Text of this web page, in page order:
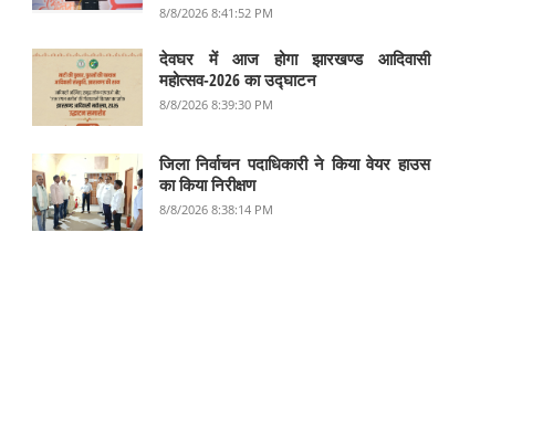
8/8/2026 8:41:52 PM
देवघर में आज होगा झारखण्ड आदिवासी
महोत्सव-2026 का उद्घाटन
8/8/2026 8:39:30 PM
जिला निर्वाचन पदाधिकारी ने किया वेयर हाउस
का किया निरीक्षण
8/8/2026 8:38:14 PM